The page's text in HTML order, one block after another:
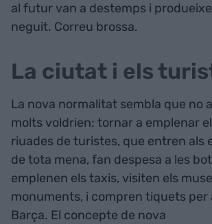
al futur van a destemps i
neguit. Correu brossa.
La ciutat i els
La nova normalitat sembla que no
molts voldrien: tornar a emplenar
riuades de turistes, que entren als
de tota mena, fan despesa a les
emplenen els taxis, visiten els
monuments, i compren tiquets per
Barça. El concepte de nova